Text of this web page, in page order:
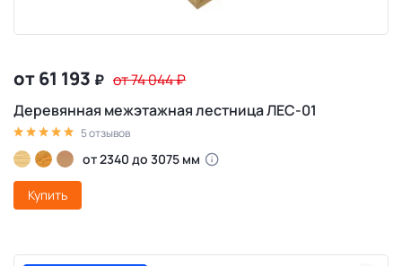
от 61 193 ₽ от 74 044₽
Деревянная межэтажная лестница ЛЕС-01
5 отзывов
от 2340 до 3075 мм
Купить